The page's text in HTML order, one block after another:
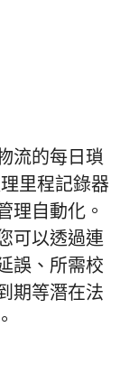
流的每日瑣
里程記錄器
理自動化。
可以透過連
誤、所需校
期等潛在法